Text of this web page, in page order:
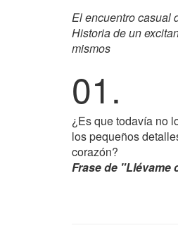
El encuentro casual
Historia de un
mismos
01.
¿Es que todavía no
los pequeños
corazón?
Frase de "Llévame